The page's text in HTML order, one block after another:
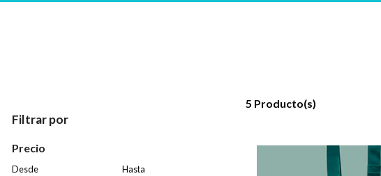
Filtrar por
Precio
Desde Hasta
5 Producto(s)